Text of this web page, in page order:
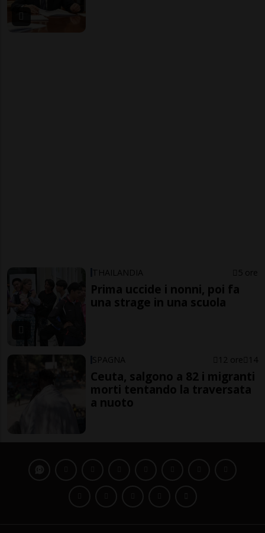
THAILANDIA 5 ore
Prima uccide i nonni, poi fa
una strage in una scuola
SPAGNA 12 ore 14
Ceuta, salgono a 82 i migranti
morti tentando la traversata
a nuoto